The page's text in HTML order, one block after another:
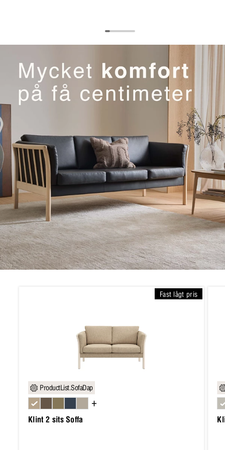
Fast lågt pris
ProductList.SofaDap
Klint 2 sits Soffa
+